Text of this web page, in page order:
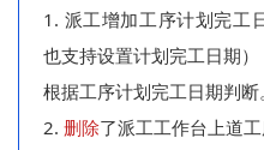
1. 派工增加工序计划完工
也支持设置计划完工日期
根据工序计划完工日期判断。
2. 删除了派工工作台上道工